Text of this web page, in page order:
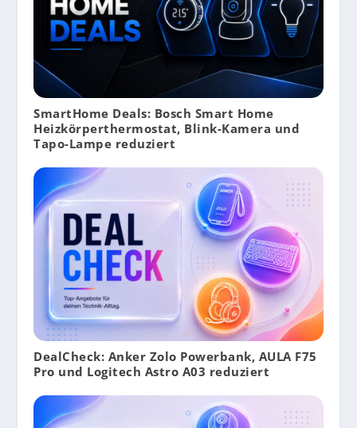
SmartHome Deals: Bosch Smart Home
Heizkörperthermostat, Blink-Kamera und
Tapo-Lampe reduziert
DealCheck: Anker Zolo Powerbank, AULA F75
Pro und Logitech Astro A03 reduziert